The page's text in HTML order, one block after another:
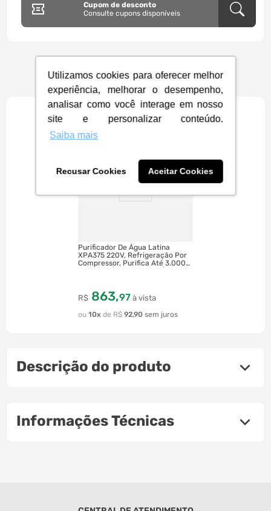
Utilizamos cookies para oferecer melhor
experiência, melhorar o desempenho,
analisar como você interage em nosso
site e personalizar conteúdo.
Saiba mais
Recusar Cookies Aceitar Cookies
Cupom de desconto
Consulte cupons disponíveis
Você também pode gostar
FRETE GRÁTIS
Purificador De Água Latina
XPA375 220V, Refrigeração Por
Compressor, Purifica Até 3.000
R$ 863,97 à vista
10 R$ 92,90
Descrição do produto
Informações Técnicas